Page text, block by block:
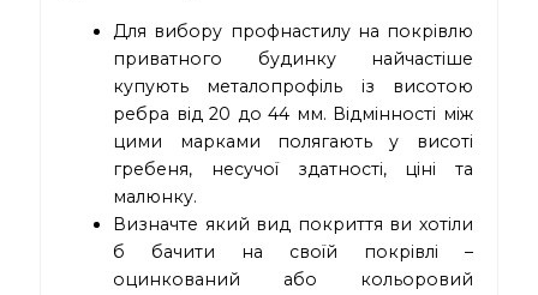
Для вибору профнастилу на покрівлю
приватного будинку найчастіше
купують металопрофіль із висотою
ребра від 20 до 44 мм. Відмінності між
цими марками полягають у висоті
гребеня, несучої здатності, ціні та
малюнку.
Визначте який вид покриття ви хотіли
б бачити на своїй покрівлі –
оцинкований або кольоровий